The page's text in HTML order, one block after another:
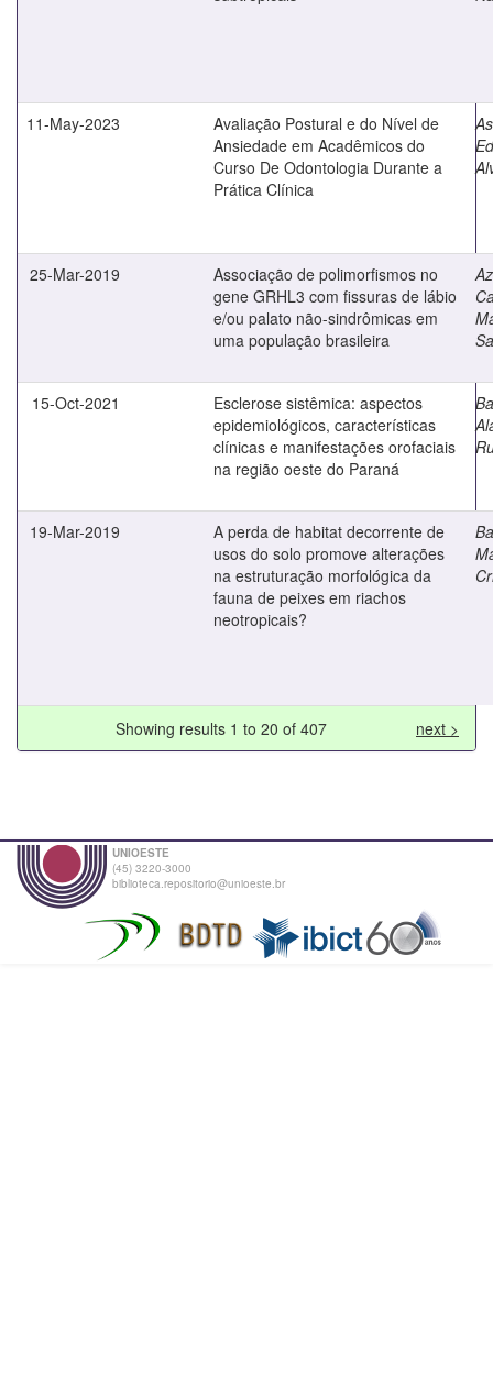
11-May-2023
Avaliação Postural e do Nível de
Ansiedade em Acadêmicos do
Curso De Odontologia Durante a
Prática Clínica
25-Mar-2019
Associação de polimorfismos no
gene GRHL3 com fissuras de lábio
e/ou palato não-sindrômicas em
uma população brasileira
15-Oct-2021
Esclerose sistêmica: aspectos
epidemiológicos, características
clínicas e manifestações orofaciais
na região oeste do Paraná
19-Mar-2019
A perda de habitat decorrente de
usos do solo promove alterações
na estruturação morfológica da
fauna de peixes em riachos
neotropicais?
Showing results 1 to 20 of 407 next >
UNIOESTE
(45) 3220-3000
biblioteca.repositorio@unioeste.br